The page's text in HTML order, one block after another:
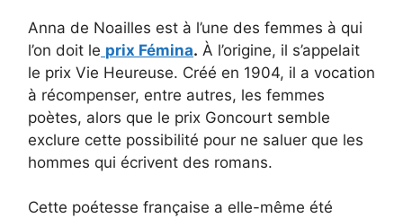
Anna de Noailles est à l’une des femmes à qui
l’on doit le prix Fémina. À l’origine, il s’appelait
le prix Vie Heureuse. Créé en 1904, il a vocation
à récompenser, entre autres, les femmes
poètes, alors que le prix Goncourt semble
exclure cette possibilité pour ne saluer que les
hommes qui écrivent des romans.
Cette poétesse française a elle-même été